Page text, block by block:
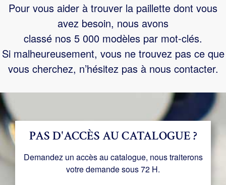
Pour vous aider à trouver la paillette dont vous
avez besoin, nous avons
classé nos 5 000 modèles par mot-clés.
Si malheureusement, vous ne trouvez pas ce que
vous cherchez, n’hésitez pas à nous contacter.
PAS D'ACCÈS AU CATALOGUE ?
Demandez un accès au catalogue, nous traiterons
votre demande sous 72 H.